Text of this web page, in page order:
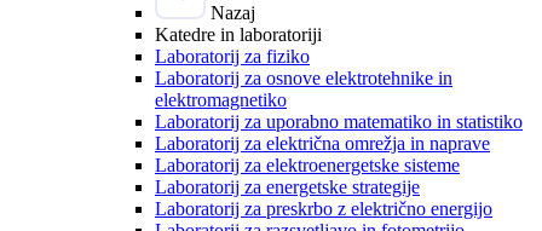
Nazaj
Katedre in laboratoriji
Laboratorij za fiziko
Laboratorij za osnove elektrotehnike in
elektromagnetiko
Laboratorij za uporabno matematiko in statistiko
Laboratorij za električna omrežja in naprave
Laboratorij za elektroenergetske sisteme
Laboratorij za energetske strategije
Laboratorij za preskrbo z električno energijo